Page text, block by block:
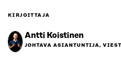
KIRJOITTAJA
Antti Koistinen
JOHTAVA ASIANTUNTIJA,